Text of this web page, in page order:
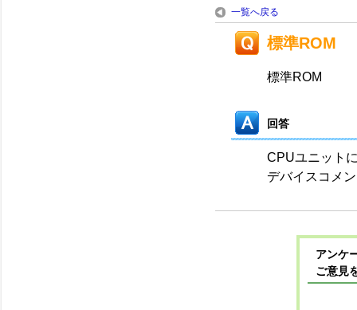
一覧へ戻る
標準ROM
標準ROM
回答
CPUユニット
デバイスコメ
アンケ
ご意見